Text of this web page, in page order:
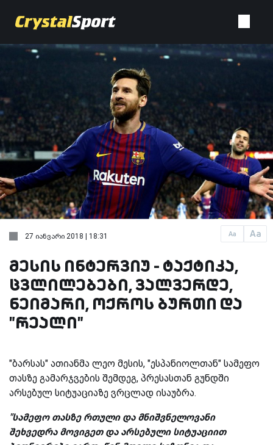
Aa Aa
27 იანვარი 2018 | 18:31
მესის ინტერვიუ - ტაქტიკა,
ცვლილებები, ვალვერდე,
ნეიმარი, ოქროს ბურთი და
"რეალი"
"ბარსას" ათიანმა ლეო მესის, "ესპანიოლთან" სამეფო
თასზე გამარჯვების შემდეგ, პრესასთან გუნდში
არსებულ სიტუაციაზე ვრცლად ისაუბრა.
"სამეფო თასზე რთული და მნიშვნელოვანი
შეხვედრა მოვიგეთ და არსებული სიტუაციით